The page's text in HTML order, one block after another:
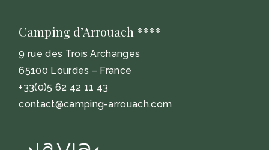
Camping d’Arrouach ****
9 rue des Trois Archanges
65100 Lourdes – France
+33(0)5 62 42 11 43
contact@camping-arrouach.com